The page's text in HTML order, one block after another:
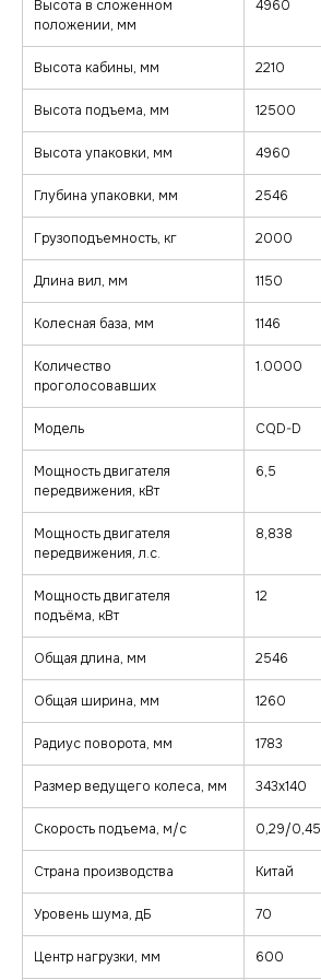
Высота в сложенном
положении, мм
4960
Высота кабины, мм 2210
Высота подъема, мм 12500
Высота упаковки, мм 4960
Глубина упаковки, мм 2546
Грузоподъемность, кг 2000
Длина вил, мм 1150
Колесная база, мм 1146
Количество
проголосовавших
1.0000
Модель CQD-D
Мощность двигателя
передвижения, кВт
6,5
Мощность двигателя
передвижения, л.с.
8,838
Мощность двигателя
подъёма, кВт
12
Общая длина, мм 2546
Общая ширина, мм 1260
Радиус поворота, мм 1783
Размер ведущего колеса, мм 343х140
Скорость подъема, м/с 0,29/0,45
Страна производства Китай
Уровень шума, дБ 70
Центр нагрузки, мм 600
Покупателям
zakaz@minkar.su
+7 (495) 157-70-97